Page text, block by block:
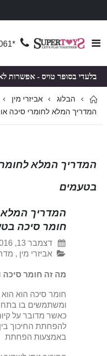
Toggle
*5061
בלעדי בסופר טויס -
הבלוג
אביזרי מין
המדריך המלא לחומרי סיכה
המדריך המלא
בטעמים
המדריך המלא
חומר סיכה
דצמבר 13, 2016
אביזרי מין ,
מה זה חומר סיכה
חומר סיכה הוא
ומשתמשים בו
כאשר מדובר על
להפחתת החיכוך
באמצעות הפחתת